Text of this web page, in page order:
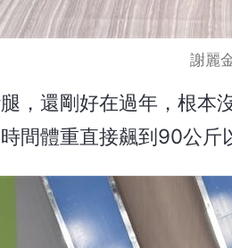
謝麗
，還剛好在過年，根本
間體重直接飆到90公斤